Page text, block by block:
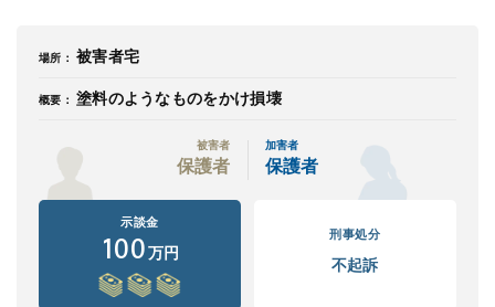
場所： 被害者宅
概要： 塗料のようなものをかけ損壊
被害者
保護者
加害者
保護者
示談金
100 万円
刑事処分
不起訴